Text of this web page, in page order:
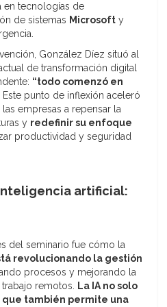
en tecnologías de
de sistemas Microsoft y
González Díez situó al
de transformación digital
“todo comenzó en
Este punto de inflexión aceleró
empresas a repensar la
y redefinir su enfoque
productividad y seguridad
artificial:
del seminario fue cómo la
revolucionando la gestión
procesos y mejorando la
remotos. La IA no solo
también permite una